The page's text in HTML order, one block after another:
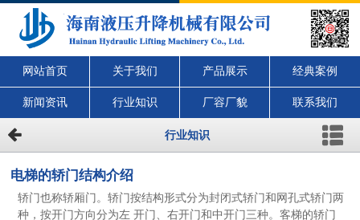
网站首页 关于我们 产品展示 经典案例
新闻资讯 行业知识 厂容厂貌 联系我们
行业知识
电梯的轿门结构介绍
轿门也称轿厢门。轿门按结构形式分为封闭式轿门和网孔式轿门两
种，按开门方向分为左 开门、右开门和中开门三种。客梯的轿门